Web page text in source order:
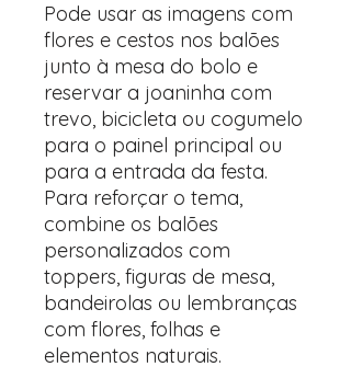
Pode usar as imagens com
flores e cestos nos balões
junto à mesa do bolo e
reservar a joaninha com
trevo, bicicleta ou cogumelo
para o painel principal ou
para a entrada da festa.
Para reforçar o tema,
combine os balões
personalizados com
toppers, figuras de mesa,
bandeirolas ou lembranças
com flores, folhas e
elementos naturais.